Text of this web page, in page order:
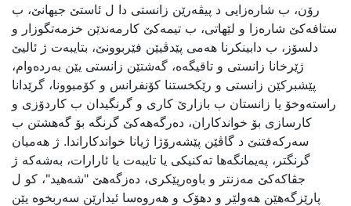
رۆن، ب شارەزایی د پیڤەرێن زانستی دا ل ئاستێ جیهانێ، ب
ستافەکێ شارەزا و لێهاتی، ب تیمەکێ کارمەندێن خزمەتگوزار و
دلسۆز، ب دابینکرنا هەمی پێدڤیێن فێربوونێ، بتایبەت ژ ئالیێ
ژێرخانا زانستی و تاقیگەه، گەشتێن زانستی یێن بەردەوام،
پێشبرکێن زانستی و رێکخستنا کۆنفرانس و کۆمبوونا، گرێدانا
راستەوخۆ یا زانستان ب بازارێ کاری و گرنگیدان ب کاردۆزی و
کارسازی بۆ خواندکاران، دەرگەهەکێ گرنگە بۆ گەهشتن ب
سەرکەفتنێ د گاڤێن پێشەرۆژا ژیانا خواندکاراندا. ژ هەمیان
گرنگتر، پەیمانگەها تەکنیکی یا تایبەت یا ئارارات، بەشەکە ژ
جڤاکەکێ مەزنتر و باوەرپێکری، دەزگەهێ "شەهید"، کو ل
پارێزگەهێن هەولێر و دهۆک و هەروەسا ئیدارێن سەربخوە یێن